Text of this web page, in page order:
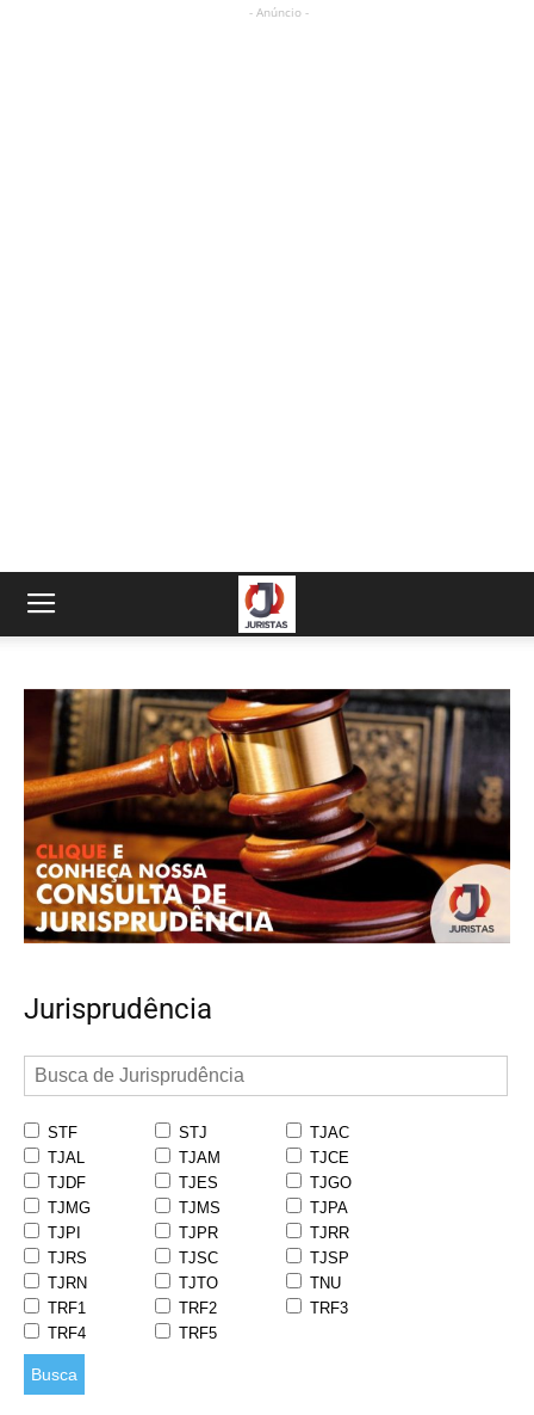
- Anúncio -
Jurisprudência
STF STJ
TJAC
TJAL
TJAM
TJCE
TJDF
TJES
TJGO
TJMG
TJMS
TJPA
TJPI
TJPR
TJRR
TJRS
TJSC
TJSP
TJRN
TJTO
TNU
TRF1
TRF2
TRF3
TRF4
TRF5
Busca